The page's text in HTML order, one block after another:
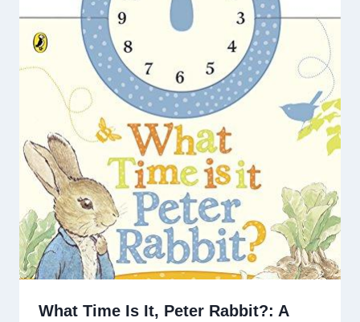
What Time Is It, Peter Rabbit?: A